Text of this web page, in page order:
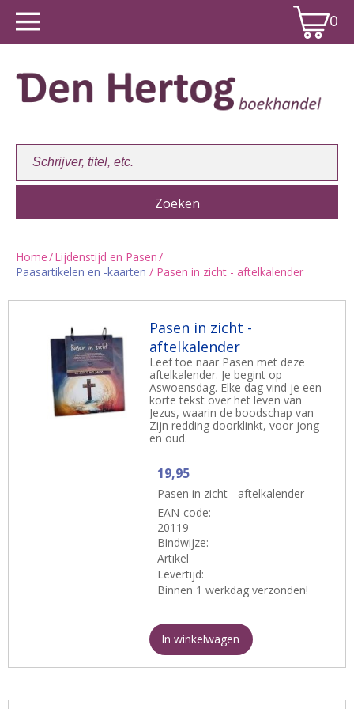
0
Winkelwagen:
Home/Lijdenstijd en Pasen/
Paasartikelen en -kaarten / Pasen in zicht - aftelkalender
Pasen in zicht -
aftelkalender
Leef toe naar Pasen met deze
aftelkalender. Je begint op
Aswoensdag. Elke dag vind je een
korte tekst over het leven van
Jezus, waarin de boodschap van
Zijn redding doorklinkt, voor jong
en oud.
19,95
Pasen in zicht - aftelkalender
EAN-code:
20119
Bindwijze:
Artikel
Levertijd:
Binnen 1 werkdag verzonden!
In winkelwagen